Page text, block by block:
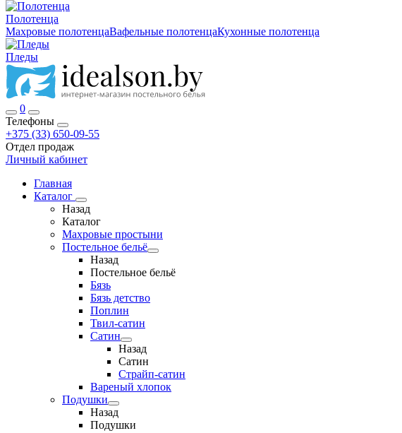
Полотенца
Махровые полотенцаВафельные полотенцаКухонные полотенца
Пледы
0
Телефоны
+375 (33) 650-09-55
Отдел продаж
Личный кабинет
Главная
Каталог
Назад
Каталог
Махровые простыни
Постельное бельё
Назад
Постельное бельё
Бязь
Бязь детство
Поплин
Твил-сатин
Сатин
Назад
Сатин
Страйп-сатин
Вареный хлопок
Подушки
Назад
Подушки